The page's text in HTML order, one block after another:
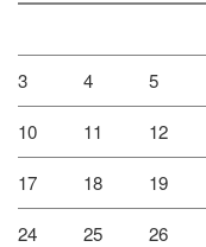
3 4 5
10 11 12
17 18 19
24 25 26